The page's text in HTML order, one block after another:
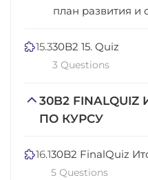
план развития и
15.330B2 15. Quiz
3 Questions
30B2
ПО КУРСУ
16.130B2 FinalQuiz
5 Questions